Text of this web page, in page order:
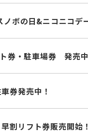
ボの日&ニコニコデ
券・駐車場券 発売中
券発売中！
割リフト券販売開始！